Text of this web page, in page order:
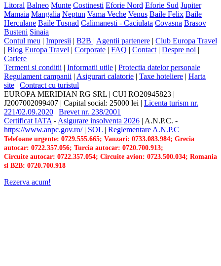
Litoral Balneo Munte Costinesti Eforie Nord Eforie Sud Jupiter
Mamaia Mangalia Neptun Vama Veche Venus Baile Felix Baile
Herculane Baile Tusnad Calimanesti - Caciulata Covasna Brasov
Busteni Sinaia
Contul meu | Impresii | B2B | Agentii partenere | Club Europa Travel
| Blog Europa Travel | Corporate | FAQ | Contact | Despre noi |
Cariere
Termeni si conditii | Informatii utile | Protectia datelor personale |
Regulament campanii | Asigurari calatorie | Taxe hoteliere | Harta
site | Contract cu turistul
EUROPA MERIDIAN RG SRL | CUI RO20945823 |
J2007002099407 | Capital social: 25000 lei | Licenta turism nr.
221/02.09.2020 | Brevet nr. 238/2001
Certificat IATA - Asigurare insolventa 2026 | A.N.P.C. -
https://www.anpc.gov.ro/| SOL | Reglementare A.N.P.C
Telefoane urgente: 0729.555.665; Vanzari: 0733.083.984; Grecia
autocar: 0722.357.056; Turcia autocar: 0720.700.913;
Circuite autocar: 0722.357.054; Circuite avion: 0723.500.034; Romania
si B2B: 0720.700.918
Rezerva acum!